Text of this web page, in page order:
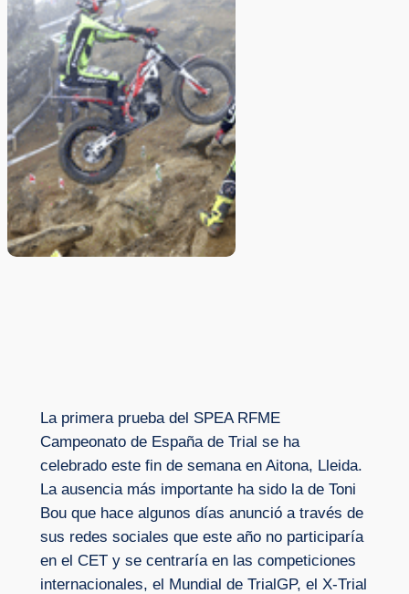
La primera prueba del SPEA RFME
Campeonato de España de Trial se ha
celebrado este fin de semana en Aitona, Lleida.
La ausencia más importante ha sido la de Toni
Bou que hace algunos días anunció a través de
sus redes sociales que este año no participaría
en el CET y se centraría en las competiciones
internacionales, el Mundial de TrialGP, el X-Trial